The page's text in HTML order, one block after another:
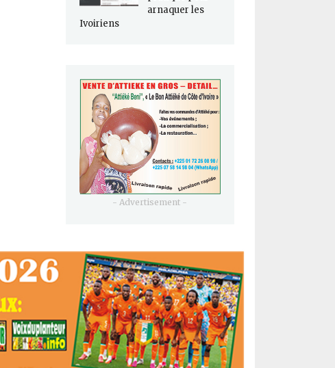
arnaquer les
Ivoiriens
- Advertisement -